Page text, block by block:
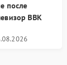
после
BBK